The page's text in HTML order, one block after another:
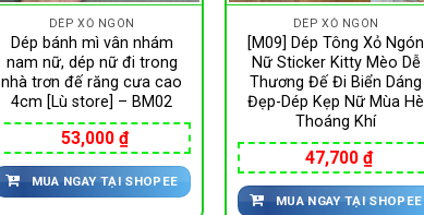
DÉP XỎ NGÓN
Dép bánh mì vân nhám
nam nữ, dép nữ đi trong
nhà trơn đế răng cưa cao
4cm [Lù store] – BM02
53,000 ₫
MUA NGAY TẠI SHOPEE
DÉP XỎ NGÓN
[M09] Dép Tông Xỏ Ngón
Nữ Sticker Kitty Mèo Dễ
Thương Đế Đi Biển Dáng
Đẹp-Dép Kẹp Nữ Mùa Hè
Thoáng Khí
47,700 ₫
MUA NGAY TẠI SHOPEE